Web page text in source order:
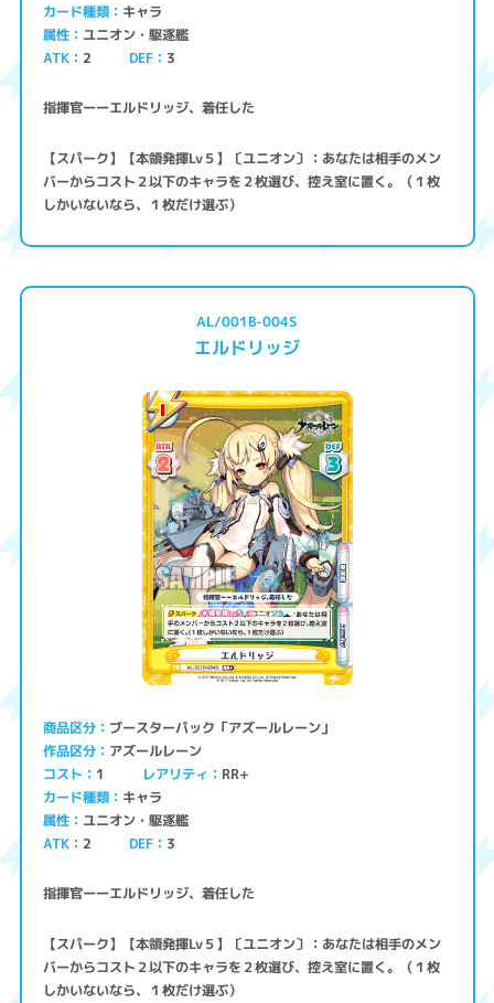
カード種類 キャラ
属性 ユニオン・駆逐艦
ATK 2 DEF 3
指揮官ーーエルドリッジ、着任した
【スパーク】【本領発揮Lv５】〔ユニオン〕：あなたは相手のメン
バーからコスト２以下のキャラを２枚選び、控え室に置く。（１枚
しかいないなら、１枚だけ選ぶ）
AL/001B-004S
エルドリッジ
商品区分 ブースターパック「アズールレーン」
作品区分 アズールレーン
コスト 1 レアリティ RR+
カード種類 キャラ
属性 ユニオン・駆逐艦
ATK 2 DEF 3
指揮官ーーエルドリッジ、着任した
【スパーク】【本領発揮Lv５】〔ユニオン〕：あなたは相手のメン
バーからコスト２以下のキャラを２枚選び、控え室に置く。（１枚
しかいないなら、１枚だけ選ぶ）